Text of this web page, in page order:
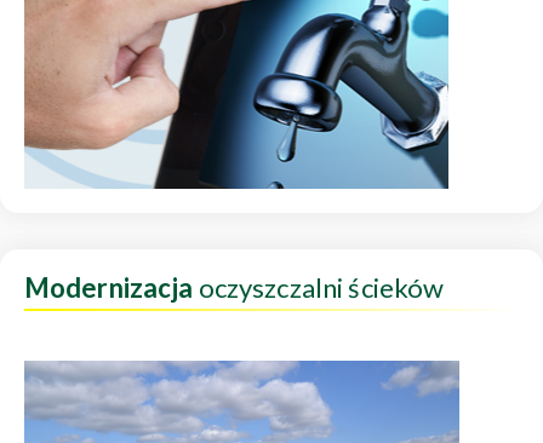
Modernizacja oczyszczalni ścieków